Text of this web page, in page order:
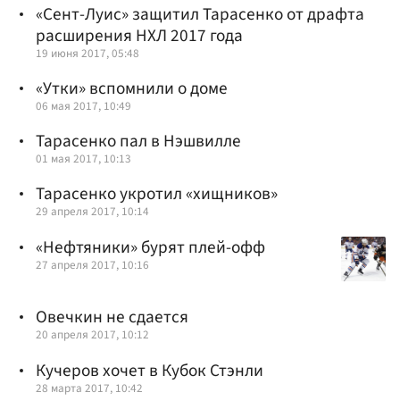
«Сент-Луис» защитил Тарасенко от драфта
расширения НХЛ 2017 года
19 июня 2017, 05:48
«Утки» вспомнили о доме
06 мая 2017, 10:49
Тарасенко пал в Нэшвилле
01 мая 2017, 10:13
Тарасенко укротил «хищников»
29 апреля 2017, 10:14
«Нефтяники» бурят плей-офф
27 апреля 2017, 10:16
Овечкин не сдается
20 апреля 2017, 10:12
Кучеров хочет в Кубок Стэнли
28 марта 2017, 10:42